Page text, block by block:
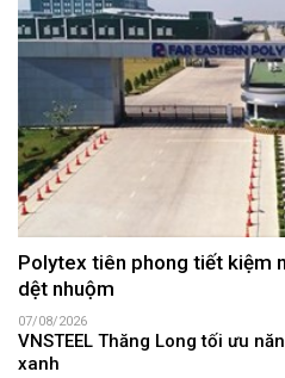
Polytex tiên phong tiết kiệm
dệt nhuộm
07/08/2026
VNSTEEL Thăng Long tối ưu
xanh